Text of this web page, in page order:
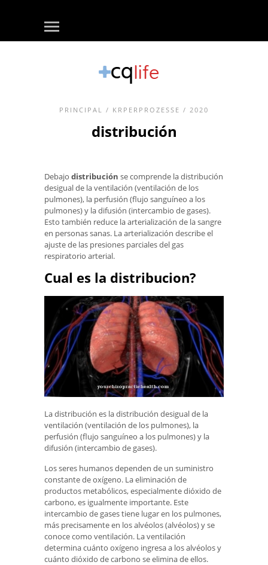
PRINCIPAL / KRPERPROZESSE / 2020
distribución
Debajo distribución se comprende la distribución
desigual de la ventilación (ventilación de los
pulmones), la perfusión (flujo sanguíneo a los
pulmones) y la difusión (intercambio de gases).
Esto también reduce la arterialización de la sangre
en personas sanas. La arterialización describe el
ajuste de las presiones parciales del gas
respiratorio arterial.
Cual es la distribucion?
La distribución es la distribución desigual de la
ventilación (ventilación de los pulmones), la
perfusión (flujo sanguíneo a los pulmones) y la
difusión (intercambio de gases).
Los seres humanos dependen de un suministro
constante de oxígeno. La eliminación de
productos metabólicos, especialmente dióxido de
carbono, es igualmente importante. Este
intercambio de gases tiene lugar en los pulmones,
más precisamente en los alvéolos (alvéolos) y se
conoce como ventilación. La ventilación
determina cuánto oxígeno ingresa a los alvéolos y
cuánto dióxido de carbono se elimina de ellos.